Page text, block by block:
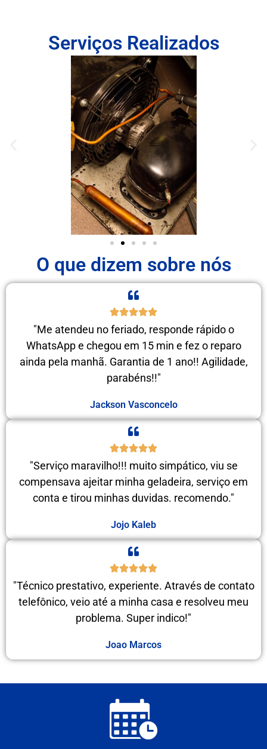
Serviços Realizados
O que dizem sobre nós
"Me atendeu no feriado, responde rápido o
WhatsApp e chegou em 15 min e fez o reparo
ainda pela manhã. Garantia de 1 ano!! Agilidade,
parabéns!!"
Jackson Vasconcelo
"Serviço maravilho!!! muito simpático, viu se
compensava ajeitar minha geladeira, serviço em
conta e tirou minhas duvidas. recomendo."
Jojo Kaleb
"Técnico prestativo, experiente. Através de contato
telefônico, veio até a minha casa e resolveu meu
problema. Super indico!"
Joao Marcos